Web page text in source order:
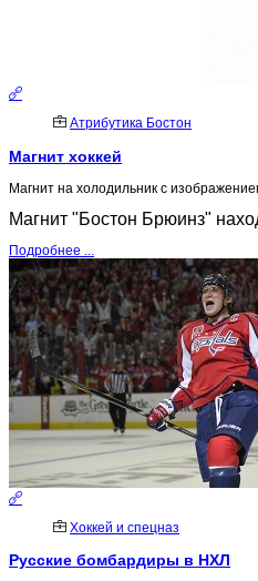
Атрибутика Бостон
Магнит хоккей
Магнит на холодильник с
Магнит "Бостон Брюинз"
Подробнее ...
Хоккей и спецназ
Русские бомбардиры в НХЛ